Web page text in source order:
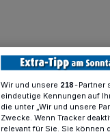
Wir und unsere 218-Partner
eindeutige Kennungen auf
die unter „Wir und unsere
Zwecke. Wenn Tracker
relevant für Sie. Sie können